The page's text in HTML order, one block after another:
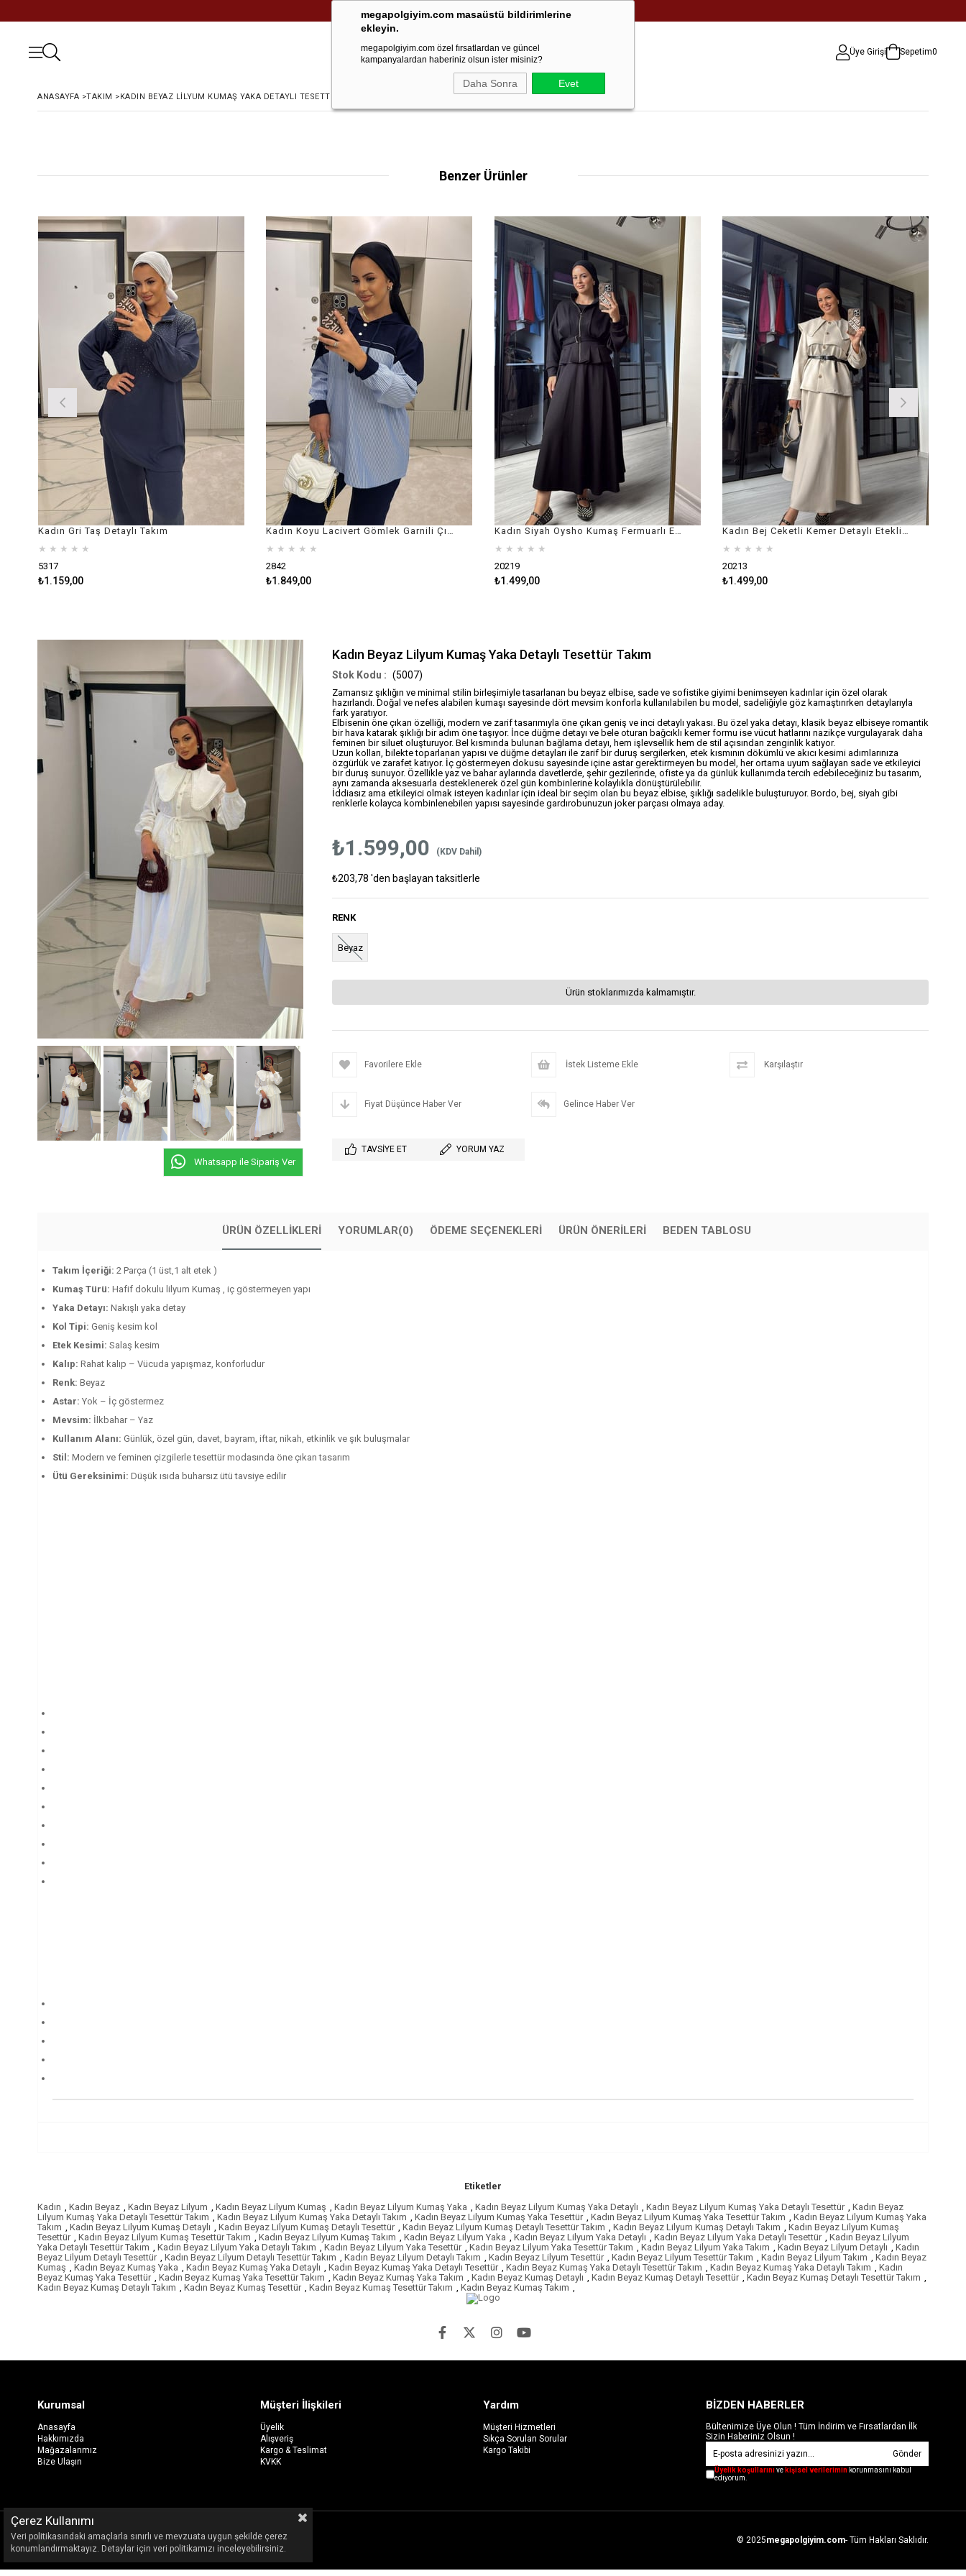
megapolgiyim.com masaüstü bildirimlerine
ekleyin.
megapolgiyim.com özel fırsatlardan ve güncel
kampanyalardan haberiniz olsun ister misiniz?
Daha Sonra Evet
Kolay iade!
Üye Girişi Sepetim0
ANASAYFA >TAKIM >KADIN BEYAZ LILYUM KUMAŞ YAKA DETAYLI TESETTÜR TAKIM
Benzer Ürünler
Kadın Gri Taş Detaylı Takım
★ ★ ★ ★ ★
5317
₺1.159,00
Kadın Koyu Lacivert Gömlek Garnili Çıt Çıt Rahat Takım
★ ★ ★ ★ ★
2842
₺1.849,00
Kadın Siyah Oysho Kumaş Fermuarlı Etekli Takım
★ ★ ★ ★ ★
20219
₺1.499,00
Kadın Bej Ceketli Kemer Detaylı Etekli Takım
★ ★ ★ ★ ★
20213
₺1.499,00
Whatsapp ile Sipariş Ver
Kadın Beyaz Lilyum Kumaş Yaka Detaylı Tesettür Takım
(5007)
Zamansız şıklığın ve minimal stilin birleşimiyle tasarlanan bu beyaz elbise, sade ve sofistike giyimi benimseyen kadınlar için özel olarak
hazırlandı. Doğal ve nefes alabilen kumaşı sayesinde dört mevsim konforla kullanılabilen bu model, sadeliğiyle göz kamaştırırken detaylarıyla
fark yaratıyor.
Elbisenin öne çıkan özelliği, modern ve zarif tasarımıyla öne çıkan geniş ve inci detaylı yakası. Bu özel yaka detayı, klasik beyaz elbiseye romantik
bir hava katarak şıklığı bir adım öne taşıyor. İnce düğme detayı ve bele oturan bağcıklı kemer formu ise vücut hatlarını nazikçe vurgulayarak daha
feminen bir siluet oluşturuyor. Bel kısmında bulunan bağlama detayı, hem işlevsellik hem de stil açısından zenginlik katıyor.
Uzun kolları, bilekte toparlanan yapısı ve düğme detayları ile zarif bir duruş sergilerken, etek kısmının dökümlü ve akıcı kesimi adımlarınıza
özgürlük ve zarafet katıyor. İç göstermeyen dokusu sayesinde içine astar gerektirmeyen bu model, her ortama uyum sağlayan sade ve etkileyici
bir duruş sunuyor. Özellikle yaz ve bahar aylarında davetlerde, şehir gezilerinde, ofiste ya da günlük kullanımda tercih edebileceğiniz bu tasarım,
aynı zamanda aksesuarla desteklenerek özel gün kombinlerine kolaylıkla dönüştürülebilir.
İddiasız ama etkileyici olmak isteyen kadınlar için ideal bir seçim olan bu beyaz elbise, şıklığı sadelikle buluşturuyor. Bordo, bej, siyah gibi
renklerle kolayca kombinlenebilen yapısı sayesinde gardırobunuzun joker parçası olmaya aday.
₺1.599,00 (KDV Dahil)
₺203,78 'den başlayan taksitlerle
RENK
Beyaz
Ürün stoklarımızda kalmamıştır.
Favorilere Ekle İstek Listeme Ekle Karşılaştır
Fiyat Düşünce Haber Ver Gelince Haber Ver
TAVSIYE ET YORUM YAZ
ÜRÜN ÖZELLIKLERI YORUMLAR(0) ÖDEME SEÇENEKLERI ÜRÜN ÖNERILERI BEDEN TABLOSU
Takım İçeriği: 2 Parça (1 üst,1 alt etek )
Kumaş Türü: Hafif dokulu lilyum Kumaş , iç göstermeyen yapı
Yaka Detayı: Nakışlı yaka detay
Kol Tipi: Geniş kesim kol
Etek Kesimi: Salaş kesim
Kalıp: Rahat kalıp – Vücuda yapışmaz, konforludur
Renk: Beyaz
Astar: Yok – İç göstermez
Mevsim: İlkbahar – Yaz
Kullanım Alanı: Günlük, özel gün, davet, bayram, iftar, nikah, etkinlik ve şık buluşmalar
Stil: Modern ve feminen çizgilerle tesettür modasında öne çıkan tasarım
Ütü Gereksinimi: Düşük ısıda buharsız ütü tavsiye edilir
Etiketler
Kadın , Kadın Beyaz , Kadın Beyaz Lilyum , Kadın Beyaz Lilyum Kumaş , Kadın Beyaz Lilyum Kumaş Yaka , Kadın Beyaz Lilyum Kumaş Yaka Detaylı , Kadın Beyaz Lilyum Kumaş Yaka Detaylı Tesettür , Kadın Beyaz
Lilyum Kumaş Yaka Detaylı Tesettür Takım , Kadın Beyaz Lilyum Kumaş Yaka Detaylı Takım , Kadın Beyaz Lilyum Kumaş Yaka Tesettür , Kadın Beyaz Lilyum Kumaş Yaka Tesettür Takım , Kadın Beyaz Lilyum Kumaş Yaka
Takım , Kadın Beyaz Lilyum Kumaş Detaylı , Kadın Beyaz Lilyum Kumaş Detaylı Tesettür , Kadın Beyaz Lilyum Kumaş Detaylı Tesettür Takım , Kadın Beyaz Lilyum Kumaş Detaylı Takım , Kadın Beyaz Lilyum Kumaş
Tesettür , Kadın Beyaz Lilyum Kumaş Tesettür Takım , Kadın Beyaz Lilyum Kumaş Takım , Kadın Beyaz Lilyum Yaka , Kadın Beyaz Lilyum Yaka Detaylı , Kadın Beyaz Lilyum Yaka Detaylı Tesettür , Kadın Beyaz Lilyum
Yaka Detaylı Tesettür Takım , Kadın Beyaz Lilyum Yaka Detaylı Takım , Kadın Beyaz Lilyum Yaka Tesettür , Kadın Beyaz Lilyum Yaka Tesettür Takım , Kadın Beyaz Lilyum Yaka Takım , Kadın Beyaz Lilyum Detaylı , Kadın
Beyaz Lilyum Detaylı Tesettür , Kadın Beyaz Lilyum Detaylı Tesettür Takım , Kadın Beyaz Lilyum Detaylı Takım , Kadın Beyaz Lilyum Tesettür , Kadın Beyaz Lilyum Tesettür Takım , Kadın Beyaz Lilyum Takım , Kadın Beyaz
Kumaş , Kadın Beyaz Kumaş Yaka , Kadın Beyaz Kumaş Yaka Detaylı , Kadın Beyaz Kumaş Yaka Detaylı Tesettür , Kadın Beyaz Kumaş Yaka Detaylı Tesettür Takım , Kadın Beyaz Kumaş Yaka Detaylı Takım , Kadın
Beyaz Kumaş Yaka Tesettür , Kadın Beyaz Kumaş Yaka Tesettür Takım , Kadın Beyaz Kumaş Yaka Takım , Kadın Beyaz Kumaş Detaylı , Kadın Beyaz Kumaş Detaylı Tesettür , Kadın Beyaz Kumaş Detaylı Tesettür Takım ,
Kadın Beyaz Kumaş Detaylı Takım , Kadın Beyaz Kumaş Tesettür , Kadın Beyaz Kumaş Tesettür Takım , Kadın Beyaz Kumaş Takım ,
Kurumsal
Anasayfa
Hakkımızda
Mağazalarımız
Bize Ulaşın
Müşteri İlişkileri
Üyelik
Alışveriş
Kargo & Teslimat
KVKK
Yardım
Müşteri Hizmetleri
Sıkça Sorulan Sorular
Kargo Takibi
BİZDEN HABERLER
Bültenimize Üye Olun ! Tüm İndirim ve Fırsatlardan İlk
Sizin Haberiniz Olsun !
Gönder
Üyelik koşullarınıve kişisel verilerimin korunmasını kabul
ediyorum.
© 2025megapolgiyim.com- Tüm Hakları Saklıdır.
Çerez Kullanımı
Veri politikasındaki amaçlarla sınırlı ve mevzuata uygun şekilde çerez
konumlandırmaktayız. Detaylar için veri politikamızı inceleyebilirsiniz.